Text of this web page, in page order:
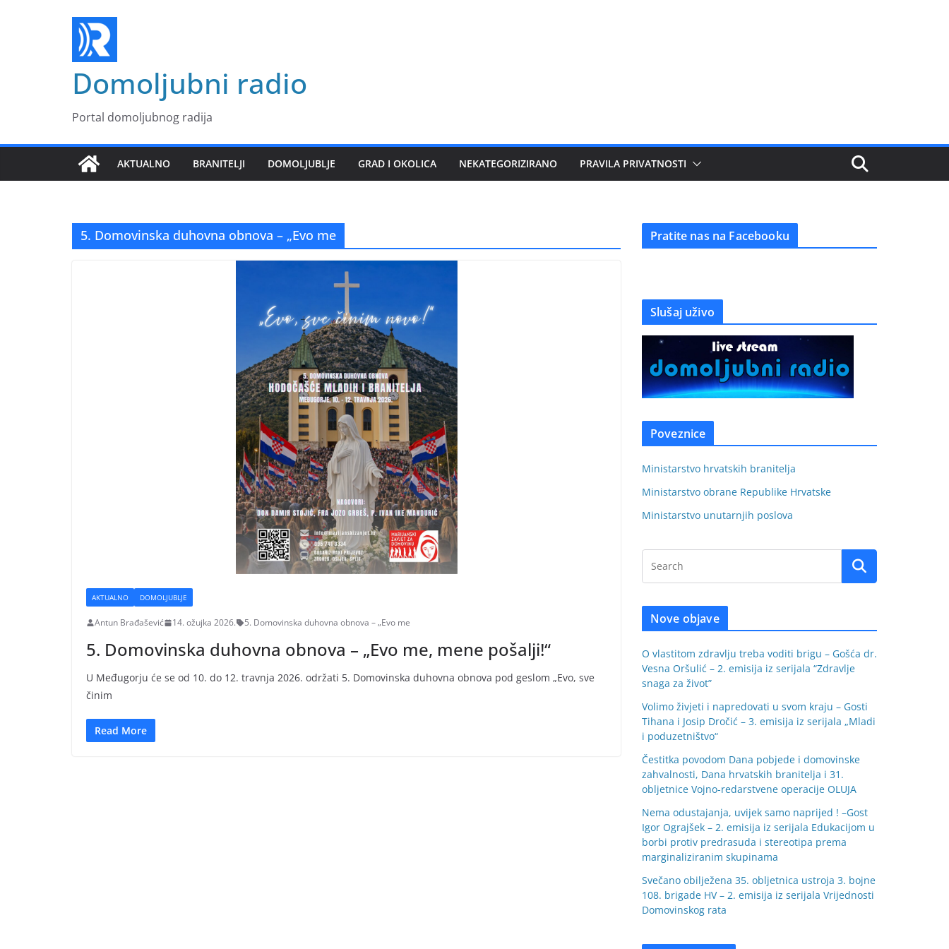
Domoljubni radio
Portal domoljubnog radija
AKTUALNO BRANITELJI DOMOLJUBLJE GRAD I OKOLICA NEKATEGORIZIRANO PRAVILA PRIVATNOSTI
5. Domovinska duhovna obnova – „Evo me
AKTUALNO DOMOLJUBLJE
Antun Brađašević 14. ožujka 2026. 5. Domovinska duhovna obnova – „Evo me
5. Domovinska duhovna obnova – „Evo me, mene pošalji!“
U Međugorju će se od 10. do 12. travnja 2026. održati 5. Domovinska duhovna obnova pod geslom „Evo, sve
činim
Read More
Pratite nas na Facebooku
Slušaj uživo
Poveznice
Ministarstvo hrvatskih branitelja
Ministarstvo obrane Republike Hrvatske
Ministarstvo unutarnjih poslova
Nove objave
O vlastitom zdravlju treba voditi brigu – Gošća dr.
Vesna Oršulić – 2. emisija iz serijala “Zdravlje
snaga za život”
Volimo živjeti i napredovati u svom kraju – Gosti
Tihana i Josip Dročić – 3. emisija iz serijala „Mladi
i poduzetništvo“
Čestitka povodom Dana pobjede i domovinske
zahvalnosti, Dana hrvatskih branitelja i 31.
obljetnice Vojno-redarstvene operacije OLUJA
Nema odustajanja, uvijek samo naprijed ! –Gost
Igor Ograjšek – 2. emisija iz serijala Edukacijom u
borbi protiv predrasuda i stereotipa prema
marginaliziranim skupinama
Svečano obilježena 35. obljetnica ustroja 3. bojne
108. brigade HV – 2. emisija iz serijala Vrijednosti
Domovinskog rata